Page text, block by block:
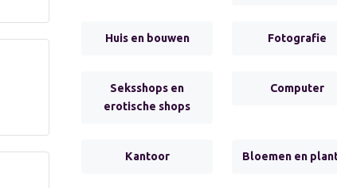
Huis en bouwen Fotografie
Seksshops en
erotische shops
Computer
Kantoor Bloemen en